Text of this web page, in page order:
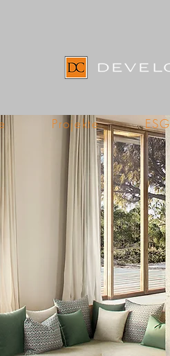
Projekte ESG